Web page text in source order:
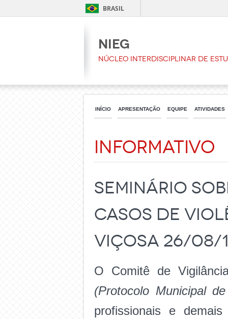
BRASIL
NIEG
Núcleo Interdisciplinar de
INÍCIO APRESENTAÇÃO EQUIPE ATIVIDADES
Informativo
Seminário
casos de
Viçosa 26/08/
O Comitê de
(Protocolo Municipal
profissionais e